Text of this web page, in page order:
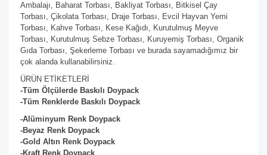
Ambalajı, Baharat Torbası, Bakliyat Torbası, Bitkisel Çay
Torbası, Çikolata Torbası, Draje Torbası, Evcil Hayvan Yemi
Torbası, Kahve Torbası, Kese Kağıdı, Kurutulmuş Meyve
Torbası, Kurutulmuş Sebze Torbası, Kuruyemiş Torbası, Organik
Gıda Torbası, Şekerleme Torbası ve burada sayamadığımız bir
çok alanda kullanabilirsiniz.
ÜRÜN ETİKETLERİ
-Tüm Ölçülerde Baskılı Doypack
-Tüm Renklerde Baskılı Doypack
-Alüminyum Renk Doypack
-Beyaz Renk Doypack
-Gold Altın Renk Doypack
-Kraft Renk Doypack